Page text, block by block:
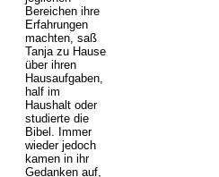
Bereichen ihre
Erfahrungen
machten, saß
Tanja zu Hause
über ihren
Hausaufgaben,
half im
Haushalt oder
studierte die
Bibel. Immer
wieder jedoch
kamen in ihr
Gedanken auf,